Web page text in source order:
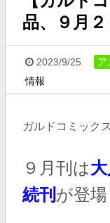
品、９月２
2023/9/25 ア
情報
ガルドコミックス
９月刊は
続刊 が登場